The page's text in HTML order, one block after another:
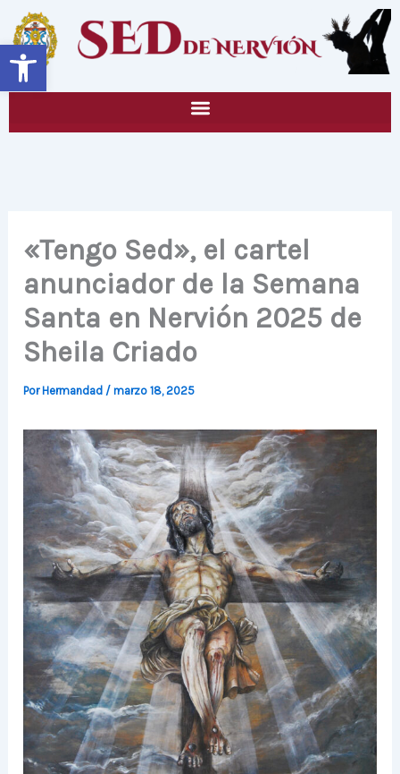
Abrir barra de herramientas
contenido
«Tengo Sed», el cartel
anunciador de la Semana
Santa en Nervión 2025 de
Sheila Criado
Por Hermandad /marzo 18, 2025